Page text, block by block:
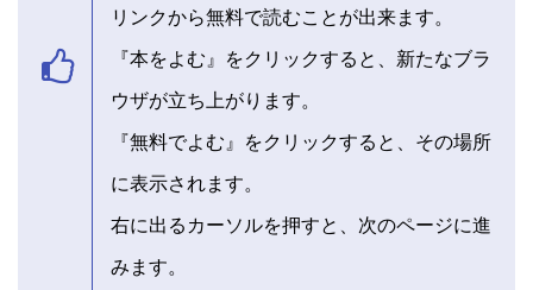
リンクから無料で読むことが出来ます。
『本をよむ』をクリックすると、新たなブラ
ウザが立ち上がります。
『無料でよむ』をクリックすると、その場所
に表示されます。
右に出るカーソルを押すと、次のページに進
みます。